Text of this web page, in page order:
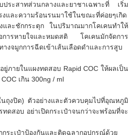
ประสาทส่วนกลางและยาชาเฉพาะที่ เริ่ม
และความร้อนรนมาใช้ในขณะที่ค่อยๆเกิด
และชักกระตุก ในปริมาณมากโคเคนทำให้
อการหายใจและหมดสติ โคเคนมักจัดการ
งจมูกการฉีดเข้าเส้นเลือดดำและการสูบ
ยู่ภายในแผงทดสอบ Rapid COC ให้ผลเป็น
เกิน 300ng / ml
ถุงปิด) ตัวอย่างและตัวควบคุมไปที่อุณหภูมิ
ดสอบ อย่าเปิดกระเป๋าจนกว่าจะพร้อมที่จะ
ระเป๋าป้องกันและติดฉลากอุปกรณ์ด้วย